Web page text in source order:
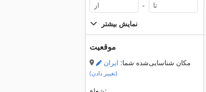
-
نمایش بیشتر
موقعیت
مکان شناسایی‌شده شما: ایران
(تغییر دادن)